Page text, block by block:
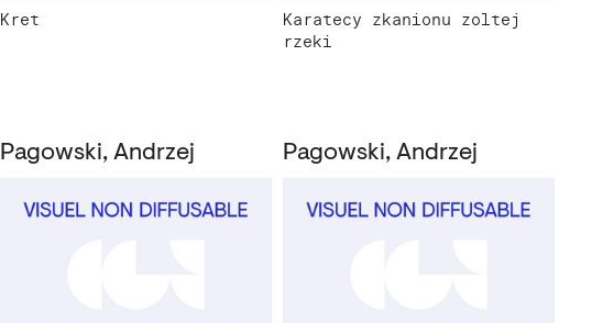
Kret
Karatecy zkanionu zoltej
rzeki
Pagowski, Andrzej Pagowski, Andrzej